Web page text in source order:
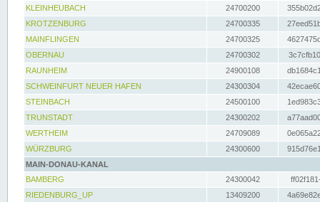
KLEINHEUBACH 24700200
KROTZENBURG
24700335
MAINFLINGEN
24700325
OBERNAU
24700302
RAUNHEIM
24900108
SCHWEINFURT NEUER HAFEN
24300304
STEINBACH
24500100
TRUNSTADT
24300202
WERTHEIM
24709089
WÜRZBURG
24300600
MAIN-DONAU-KANAL
BAMBERG
24300042
RIEDENBURG_UP
13409200